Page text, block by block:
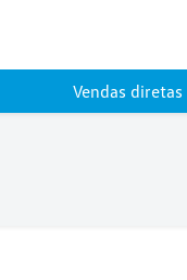
Vendas diretas